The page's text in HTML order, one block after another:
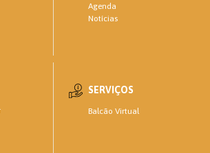
Agenda
Notícias
SERVIÇOS
Balcão Virtual